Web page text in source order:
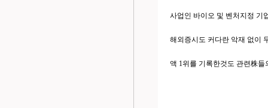
사업인 바이오 및 벤처지정 기
해외증시도 커다란 악재 없이
액 1위를 기록한것도 관련株들